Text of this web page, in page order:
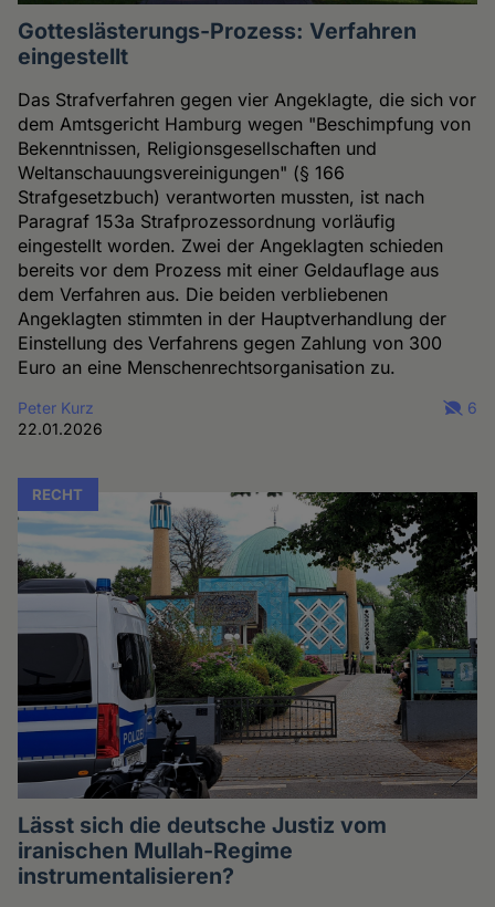
Gotteslästerungs-Prozess: Verfahren
eingestellt
Das Strafverfahren gegen vier Angeklagte, die sich vor
dem Amtsgericht Hamburg wegen "Beschimpfung von
Bekenntnissen, Religionsgesellschaften und
Weltanschauungsvereinigungen" (§ 166
Strafgesetzbuch) verantworten mussten, ist nach
Paragraf 153a Strafprozessordnung vorläufig
eingestellt worden. Zwei der Angeklagten schieden
bereits vor dem Prozess mit einer Geldauflage aus
dem Verfahren aus. Die beiden verbliebenen
Angeklagten stimmten in der Hauptverhandlung der
Einstellung des Verfahrens gegen Zahlung von 300
Euro an eine Menschenrechtsorganisation zu.
Peter Kurz
22.01.2026
6
RECHT
Lässt sich die deutsche Justiz vom
iranischen Mullah-Regime
instrumentalisieren?